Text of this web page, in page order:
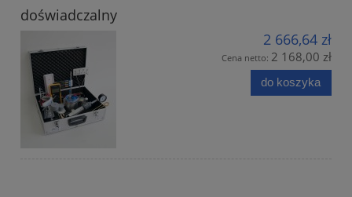
doświadczalny
2 666,64 zł
Cena netto: 2 168,00 zł
do koszyka